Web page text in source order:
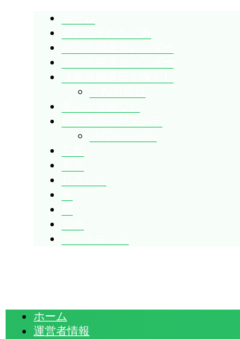
ホーム
運営者情報